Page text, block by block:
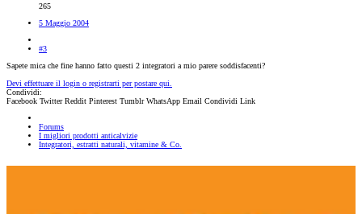
265
5 Maggio 2004
#3
Sapete mica che fine hanno fatto questi 2 integratori a mio parere soddisfacenti?
Devi effettuare il login o registrarti per postare qui.
Condividi:
Facebook Twitter Reddit Pinterest Tumblr WhatsApp Email Condividi Link
Forums
I migliori prodotti anticalvizie
Integratori, estratti naturali, vitamine & Co.